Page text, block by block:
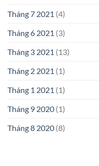
Tháng 7 2021 (4)
Tháng 6 2021 (3)
Tháng 3 2021 (13)
Tháng 2 2021 (1)
Tháng 1 2021 (1)
Tháng 9 2020 (1)
Tháng 8 2020 (8)